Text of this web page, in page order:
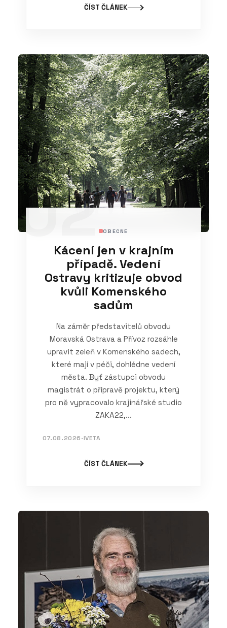
ČÍST ČLÁNEK
02 OBECNE
Kácení jen v krajním
případě. Vedení
Ostravy kritizuje obvod
kvůli Komenského
sadům
Na záměr představitelů obvodu
Moravská Ostrava a Přívoz rozsáhle
upravit zeleň v Komenského sadech,
které mají v péči, dohlédne vedení
města. Byť zástupci obvodu
magistrát o přípravě projektu, který
pro ně vypracovalo krajinářské studio
ZAKA22,...
07.08.2026·IVETA
ČÍST ČLÁNEK